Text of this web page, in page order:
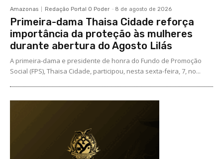
Amazonas Redação Portal O Poder - 8 de agosto de 2026
Primeira-dama Thaisa Cidade reforça
importância da proteção às mulheres
durante abertura do Agosto Lilás
A primeira-dama e presidente de honra do Fundo de Promoção
Social (FPS), Thaisa Cidade, participou, nesta sexta-feira, 7, no...